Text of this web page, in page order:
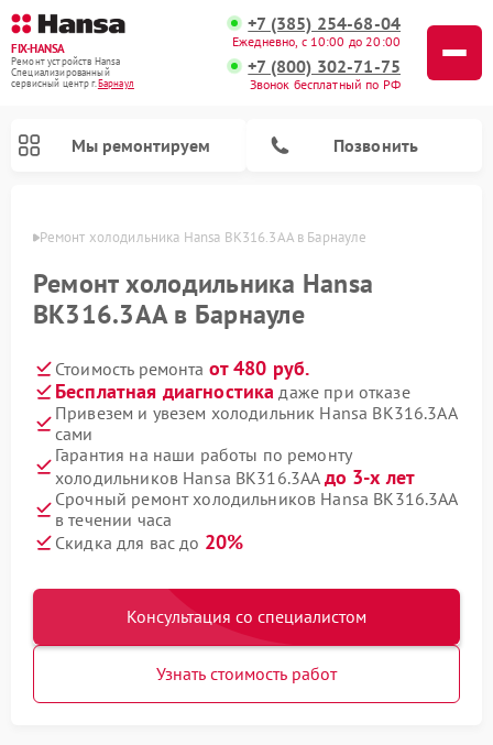
FIX-HANSA
Ремонт устройств Hansa
Специализированный
cервисный центр г.Барнаул
+7 (385) 254-68-04
Ежедневно, с 10:00 до 20:00
+7 (800) 302-71-75
Звонок бесплатный по РФ
Мы ремонтируем Позвонить
Ремонт холодильника Hansa BK316.3AA в Барнауле
Ремонт холодильника Hansa
BK316.3AA в Барнауле
Стоимость ремонта от 480 руб.
Бесплатная диагностика даже при отказе
Привезем и увезем холодильник Hansa BK316.3AA
сами
Гарантия на наши работы по ремонту
холодильников Hansa BK316.3AA до 3-х лет
Срочный ремонт холодильников Hansa BK316.3AA
в течении часа
Скидка для вас до 20%
Консультация со специалистом
Узнать стоимость работ